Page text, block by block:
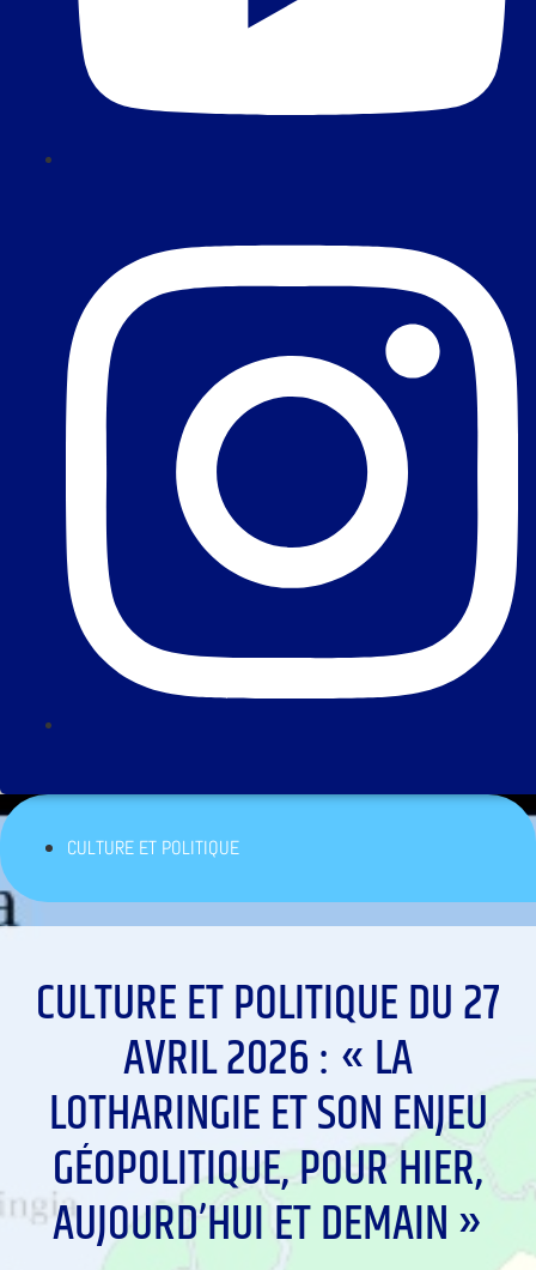
CULTURE ET POLITIQUE
CULTURE ET POLITIQUE DU 27
AVRIL 2026 : « LA
LOTHARINGIE ET SON ENJEU
GÉOPOLITIQUE, POUR HIER,
AUJOURD’HUI ET DEMAIN »